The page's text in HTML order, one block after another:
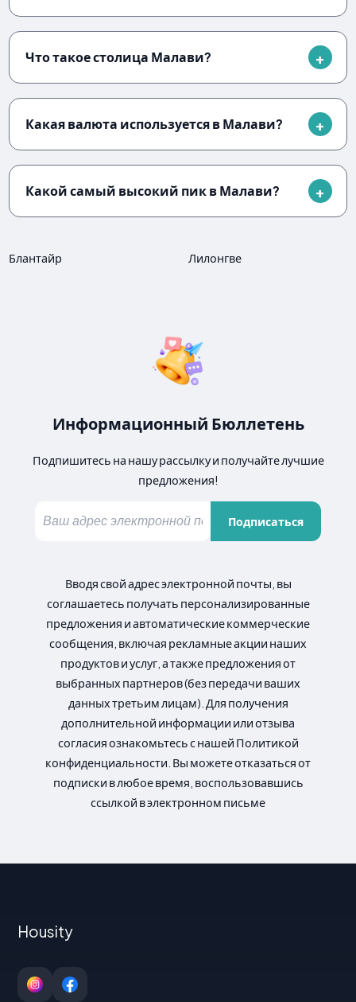
Что такое столица Малави?
Какая валюта используется в Малави?
Какой самый высокий пик в Малави?
Блантайр Лилонгве
Информационный Бюллетень
Подпишитесь на нашу рассылку и получайте лучшие
предложения!
Подписаться
Вводя свой адрес электронной почты, вы
соглашаетесь получать персонализированные
предложения и автоматические коммерческие
сообщения, включая рекламные акции наших
продуктов и услуг, а также предложения от
выбранных партнеров (без передачи ваших
данных третьим лицам). Для получения
дополнительной информации или отзыва
согласия ознакомьтесь с нашей Политикой
конфиденциальности. Вы можете отказаться от
подписки в любое время, воспользовавшись
ссылкой в электронном письме
Housity